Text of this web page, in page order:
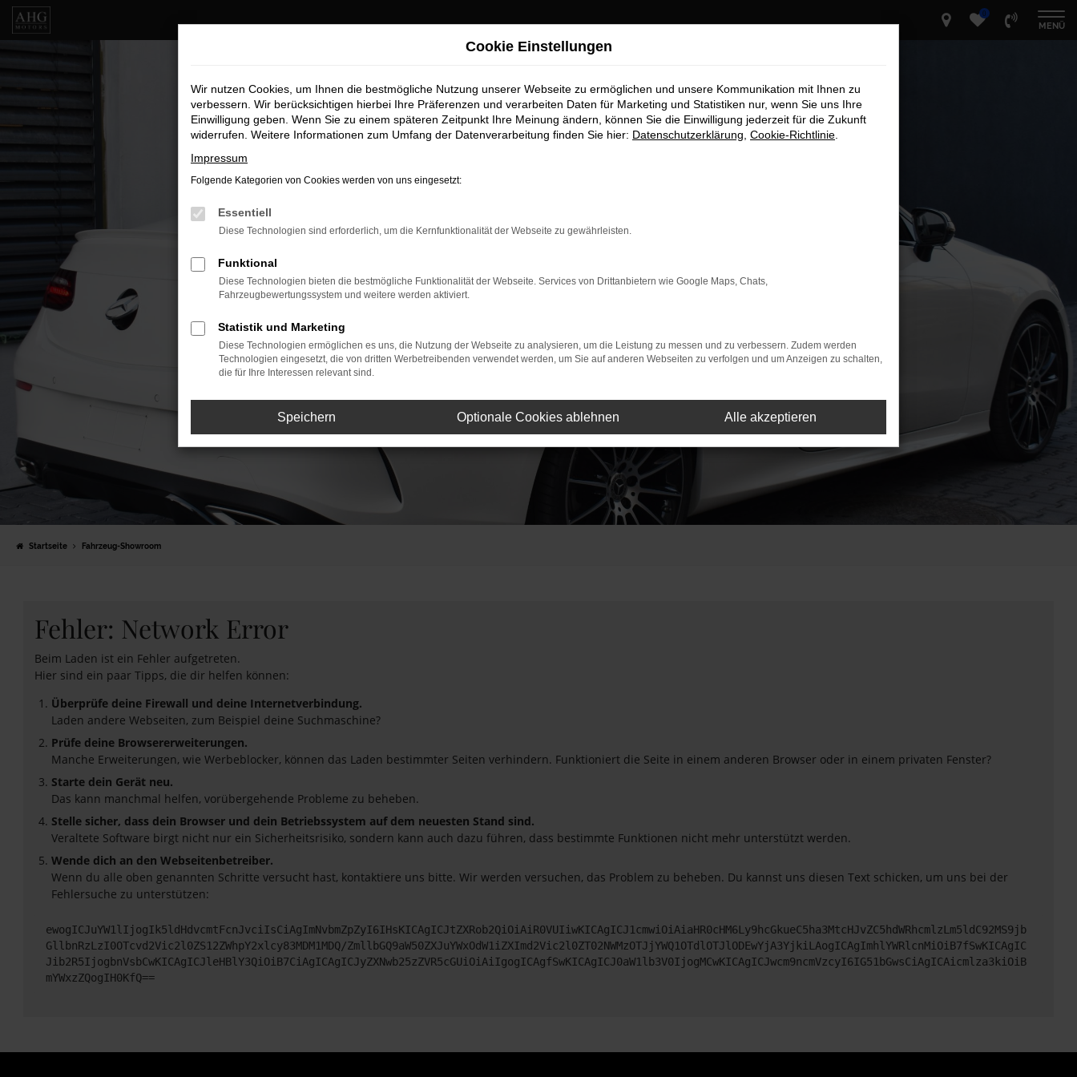
Zum
Hauptinhalt
0
MENÜ
Startseite Fahrzeug-Showroom
Fehler: Network Error
Beim Laden ist ein Fehler aufgetreten.
Hier sind ein paar Tipps, die dir helfen können:
Überprüfe deine Firewall und deine Internetverbindung.
Laden andere Webseiten, zum Beispiel deine Suchmaschine?
Prüfe deine Browsererweiterungen.
Manche Erweiterungen, wie Werbeblocker, können das Laden bestimmter Seiten verhindern. Funktioniert die Seite in einem anderen Browser oder in einem privaten Fenster?
Starte dein Gerät neu.
Das kann manchmal helfen, vorübergehende Probleme zu beheben.
Stelle sicher, dass dein Browser und dein Betriebssystem auf dem neuesten Stand sind.
Veraltete Software birgt nicht nur ein Sicherheitsrisiko, sondern kann auch dazu führen, dass bestimmte Funktionen nicht mehr unterstützt werden.
Wende dich an den Webseitenbetreiber.
Wenn du alle oben genannten Schritte versucht hast, kontaktiere uns bitte. Wir werden versuchen, das Problem zu beheben. Du kannst uns diesen Text schicken, um uns bei der
Fehlersuche zu unterstützen:
ewogICJuYW1lIjogIk5ldHdvcmtFcnJvciIsCiAgImNvbmZpZyI6IHsKICAgICJtZXRob2QiOiAiR0VUIiwKICAgICJ1cmwiOiAiaHR0cHM6Ly9hcGkueC5ha3MtcHJvZC5hdWRhcmlzLm5ldC92MS9jb
GllbnRzLzI0OTcvd2Vic2l0ZS12ZWhpY2xlcy83MDM1MDQ/ZmllbGQ9aW50ZXJuYWxOdW1iZXImd2Vic2l0ZT02NWMzOTJjYWQ1OTdlOTJlODEwYjA3YjkiLAogICAgImhlYWRlcnMiOiB7fSwKICAgIC
Jib2R5IjogbnVsbCwKICAgICJleHBlY3QiOiB7CiAgICAgICJyZXNwb25zZVR5cGUiOiAiIgogICAgfSwKICAgICJ0aW1lb3V0IjogMCwKICAgICJwcm9ncmVzcyI6IG51bGwsCiAgICAicmlza3kiOiB
mYWxzZQogIH0KfQ==
Cookie Einstellungen
Wir nutzen Cookies, um Ihnen die bestmögliche Nutzung unserer Webseite zu ermöglichen und unsere Kommunikation mit Ihnen zu
verbessern. Wir berücksichtigen hierbei Ihre Präferenzen und verarbeiten Daten für Marketing und Statistiken nur, wenn Sie uns Ihre
Einwilligung geben. Wenn Sie zu einem späteren Zeitpunkt Ihre Meinung ändern, können Sie die Einwilligung jederzeit für die Zukunft
widerrufen. Weitere Informationen zum Umfang der Datenverarbeitung finden Sie hier: Datenschutzerklärung Cookie-Richtlinie
Impressum
Folgende Kategorien von Cookies werden von uns eingesetzt:
Essentiell
Diese Technologien sind erforderlich, um die Kernfunktionalität der Webseite zu gewährleisten.
Funktional
Diese Technologien bieten die bestmögliche Funktionalität der Webseite. Services von Drittanbietern wie Google Maps, Chats,
Fahrzeugbewertungssystem und weitere werden aktiviert.
Statistik und Marketing
Diese Technologien ermöglichen es uns, die Nutzung der Webseite zu analysieren, um die Leistung zu messen und zu verbessern. Zudem werden
Technologien eingesetzt, die von dritten Werbetreibenden verwendet werden, um Sie auf anderen Webseiten zu verfolgen und um Anzeigen zu schalten,
die für Ihre Interessen relevant sind.
Speichern Optionale Cookies ablehnen Alle akzeptieren